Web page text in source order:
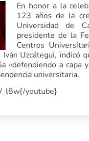
En honor a la
123 años de la
Universidad de
presidente de la
Centros
Uzcátegui, indicó
«defendiendo a capa
universitaria.
youtube}